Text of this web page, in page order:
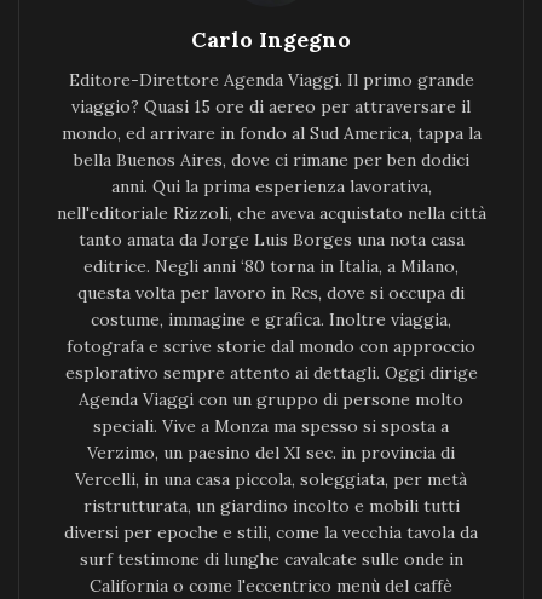
Carlo Ingegno
Editore-Direttore Agenda Viaggi. Il primo grande
viaggio? Quasi 15 ore di aereo per attraversare il
mondo, ed arrivare in fondo al Sud America, tappa la
bella Buenos Aires, dove ci rimane per ben dodici
anni. Qui la prima esperienza lavorativa,
nell'editoriale Rizzoli, che aveva acquistato nella città
tanto amata da Jorge Luis Borges una nota casa
editrice. Negli anni ‘80 torna in Italia, a Milano,
questa volta per lavoro in Rcs, dove si occupa di
costume, immagine e grafica. Inoltre viaggia,
fotografa e scrive storie dal mondo con approccio
esplorativo sempre attento ai dettagli. Oggi dirige
Agenda Viaggi con un gruppo di persone molto
speciali. Vive a Monza ma spesso si sposta a
Verzimo, un paesino del XI sec. in provincia di
Vercelli, in una casa piccola, soleggiata, per metà
ristrutturata, un giardino incolto e mobili tutti
diversi per epoche e stili, come la vecchia tavola da
surf testimone di lunghe cavalcate sulle onde in
California o come l'eccentrico menù del caffè